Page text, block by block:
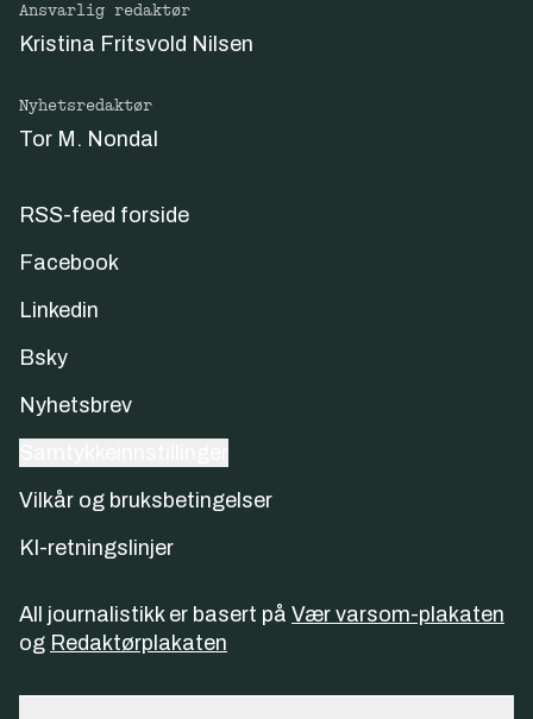
Ansvarlig redaktør
Kristina Fritsvold Nilsen
Nyhetsredaktør
Tor M. Nondal
RSS-feed forside
Facebook
Linkedin
Bsky
Nyhetsbrev
Vilkår og bruksbetingelser
KI-retningslinjer
All journalistikk er basert på Vær varsom-plakaten
og Redaktørplakaten